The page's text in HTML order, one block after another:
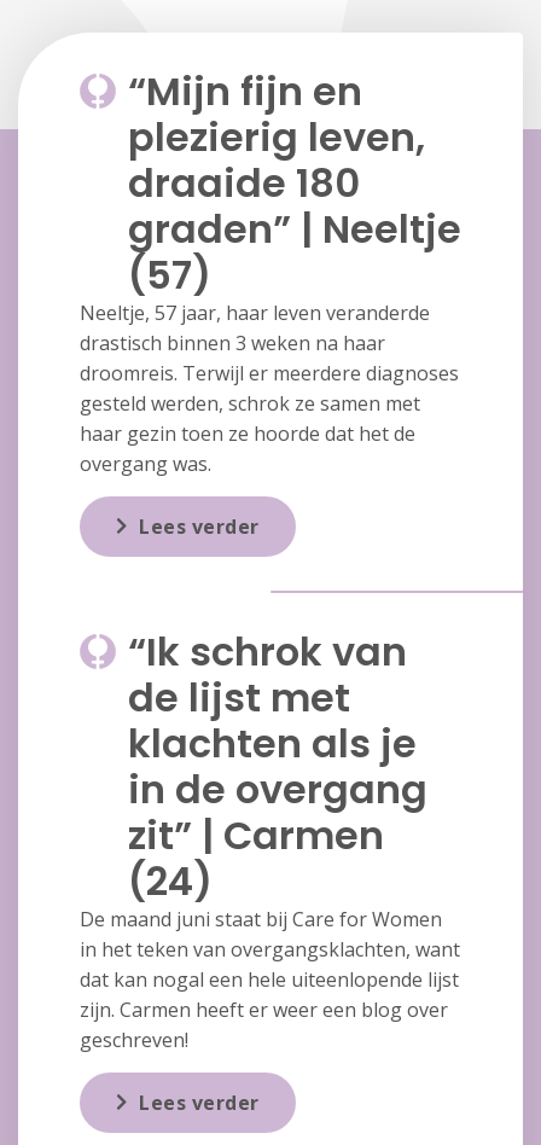
“Mijn fijn en
plezierig leven,
draaide 180
graden” | Neeltje
(57)
Neeltje, 57 jaar, haar leven veranderde
drastisch binnen 3 weken na haar
droomreis. Terwijl er meerdere diagnoses
gesteld werden, schrok ze samen met
haar gezin toen ze hoorde dat het de
overgang was.
Lees verder
“Ik schrok van
de lijst met
klachten als je
in de overgang
zit” | Carmen
(24)
De maand juni staat bij Care for Women
in het teken van overgangsklachten, want
dat kan nogal een hele uiteenlopende lijst
zijn. Carmen heeft er weer een blog over
geschreven!
Lees verder